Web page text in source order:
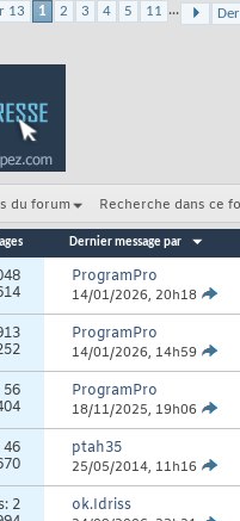
13 1 2 3 4 5 11 ...
du forum Recherche dans ce
Dernier message par
ProgramPro
14/01/2026, 20h18
ProgramPro
14/01/2026, 14h59
56
ProgramPro
18/11/2025, 19h06
46
ptah35
25/05/2014, 11h16
2
ok.Idriss